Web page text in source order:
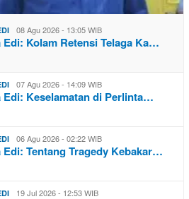
08 Agu 2026 - 13:05 WIB
Edi: Kolam Retensi Telaga Ka…
07 Agu 2026 - 14:09 WIB
Edi: Keselamatan di Perlinta…
06 Agu 2026 - 02:22 WIB
Edi: Tentang Tragedy Kebakar…
19 Jul 2026 - 12:53 WIB